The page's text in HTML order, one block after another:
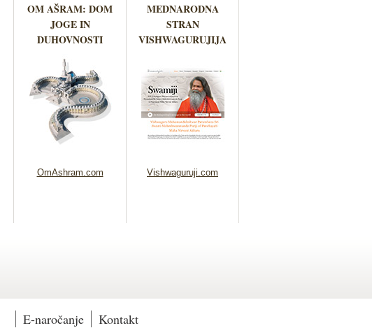
OM AŠRAM: DOM
JOGE IN
DUHOVNOSTI
OmAshram.com
MEDNARODNA
STRAN
VISHWAGURUJIJA
Vishwaguruji.com
E-naročanje Kontakt